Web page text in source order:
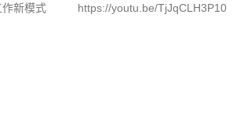
作新模式 https://youtu.be/TjJqCLH3P10